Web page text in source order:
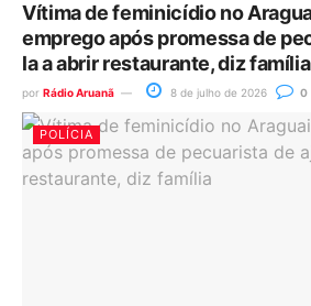
Vítima de feminicídio no
emprego após promessa de
la a abrir restaurante, diz família
por Rádio Aruanã 8 de julho de 2026 0
POLÍCIA